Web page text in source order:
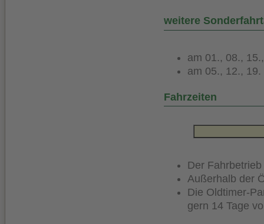
weitere
am 01., 08.,
am 05., 12.,
Fahrzeiten
Der
Außerhalb der
Die Oldtimer-
gern 14 Tage